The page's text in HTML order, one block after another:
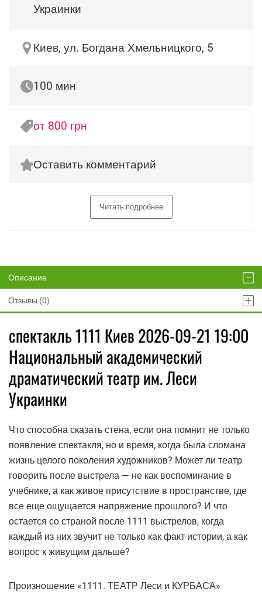
Украинки
Киев, ул. Богдана Хмельницкого, 5
100 мин
от 800 грн
Оставить комментарий
Читать подробнее
Описание
Отзывы (0)
спектакль 1111 Киев 2026-09-21 19:00
Национальный академический
драматический театр им. Леси
Украинки
Что способна сказать стена, если она помнит не только
появление спектакля, но и время, когда была сломана
жизнь целого поколения художников? Может ли театр
говорить после выстрела — не как воспоминание в
учебнике, а как живое присутствие в пространстве, где
все еще ощущается напряжение прошлого? И что
остается со страной после 1111 выстрелов, когда
каждый из них звучит не только как факт истории, а как
вопрос к живущим дальше?
Произношение «1111. ТЕАТР Леси и КУРБАСА»